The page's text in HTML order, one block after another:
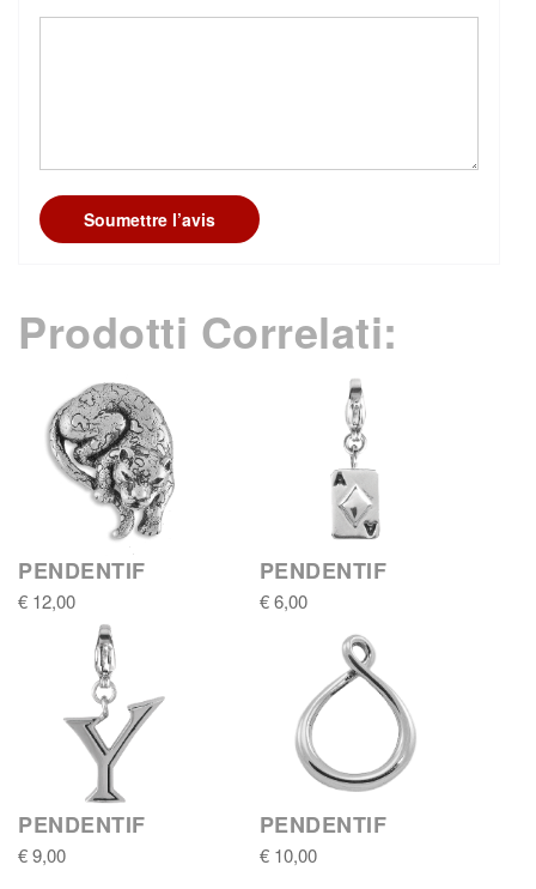
Soumettre l’avis
Prodotti Correlati:
PENDENTIF
€ 12,00
PENDENTIF
€ 6,00
PENDENTIF
€ 9,00
PENDENTIF
€ 10,00